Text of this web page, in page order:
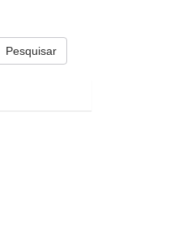
Pesquisar